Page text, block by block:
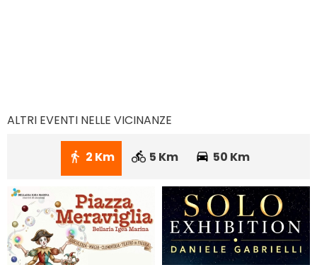
ALTRI EVENTI NELLE VICINANZE
2 Km 5 Km 50 Km